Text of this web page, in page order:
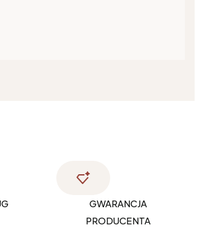
GWARANCJA
PRODUCENTA